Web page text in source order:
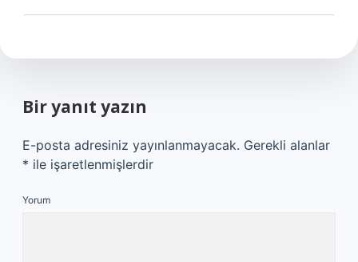
Bir yanıt yazın
E-posta adresiniz yayınlanmayacak. Gerekli alanlar
* ile işaretlenmişlerdir
Yorum